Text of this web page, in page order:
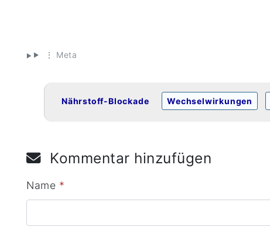
⋮ Meta
Nährstoff-Blockade Wechselwirkungen
Kommentar hinzufügen
Name *